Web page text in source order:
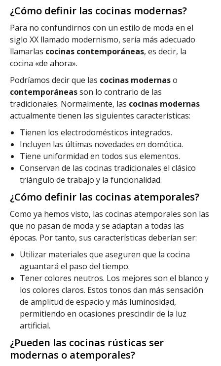
¿Cómo definir las cocinas modernas?
Para no confundirnos con un estilo de moda en el
siglo XX llamado modernismo, sería más adecuado
llamarlas cocinas contemporáneas, es decir, la
cocina «de ahora».
Podríamos decir que las cocinas modernaso
contemporáneasson lo contrario de las
tradicionales. Normalmente, las cocinas modernas
actualmente tienen las siguientes características:
Tienen los electrodomésticos integrados.
Incluyen las últimas novedades en domótica.
Tiene uniformidad en todos sus elementos.
Conservan de las cocinas tradicionales el clásico
triángulo de trabajo y la funcionalidad.
¿Cómo definir las cocinas atemporales?
Como ya hemos visto, las cocinas atemporales son las
que no pasan de moda y se adaptan a todas las
épocas. Por tanto, sus características deberían ser:
Utilizar materiales que aseguren que la cocina
aguantará el paso del tiempo.
Tener colores neutros. Los mejores son el blanco y
los colores claros. Estos tonos dan más sensación
de amplitud de espacio y más luminosidad,
permitiendo en ocasiones prescindir de la luz
artificial.
¿Pueden las cocinas rústicas ser
modernas o atemporales?